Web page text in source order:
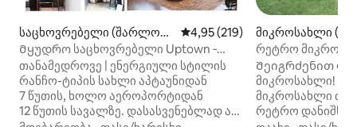
საცხოვრებელი (შარლოტ
ი)
საშუალო შეფასებაა 5‑დან
4,95 (219)
Მყუდრო საცხოვრებელი Uptown ‑
დან, King & Queen ‑ ის საწოლებიდან 7
წუთის სავალზე
თანამედროვე | ენერგიული სტილის
რანჩო-ტიპის სახლი აპტაუნიდან
7 წუთის, ხოლო აეროპორტიდან
12 წუთის სავალზე. დასასვენებლად ან
მიკროსახლი
რეტრო
მიდვუდი★
Შეიგრძენით
მიკროსახლი! 320 კვ. ფუტიანი
მიკროსახლი
რეტრო